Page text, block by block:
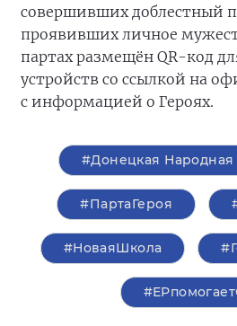
совершивших доблестный
проявивших личное
партах размещён QR-код
устройств со ссылкой на
с информацией о Героях.
#Донецкая Народная
#ПартаГероя
#НоваяШкола